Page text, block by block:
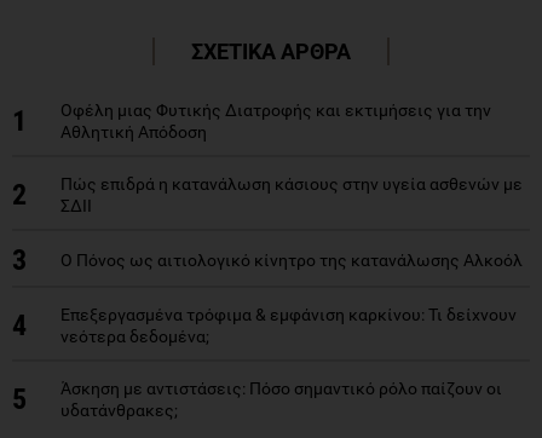
ΣΧΕΤΙΚΑ ΑΡΘΡΑ
1
Οφέλη μιας Φυτικής Διατροφής και εκτιμήσεις για την
Αθλητική Απόδοση
2
Πώς επιδρά η κατανάλωση κάσιους στην υγεία ασθενών με
ΣΔΙΙ
3 Ο Πόνος ως αιτιολογικό κίνητρο της κατανάλωσης Αλκοόλ
4
Επεξεργασμένα τρόφιμα & εμφάνιση καρκίνου: Τι δείχνουν
νεότερα δεδομένα;
5
Άσκηση με αντιστάσεις: Πόσο σημαντικό ρόλο παίζουν οι
υδατάνθρακες;